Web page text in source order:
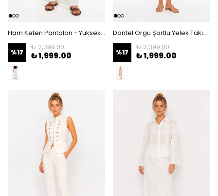
Ham Keten Pantolon - Yüksek Bel Geniş Paça Astarsız Pileli Yazlık Pantolon - Beyaz
%17
₺ 2,399.00
₺ 1,999.00
Dantel Örgü Şortlu Yelek Takım - Tığ İşi Motifli Düğmeli Yazlık İkili Set - Ekru
%17
₺ 2,399.00
₺ 1,999.00